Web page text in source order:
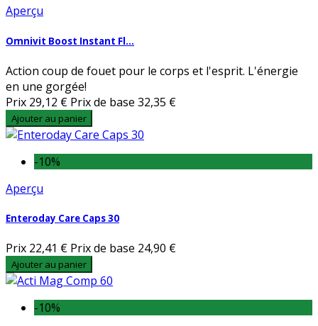
Aperçu
Omnivit Boost Instant Fl...
Action coup de fouet pour le corps et l'esprit. L'énergie
en une gorgée!
Prix 29,12 € Prix de base 32,35 €
Ajouter au panier
-10%
Aperçu
Enteroday Care Caps 30
Prix 22,41 € Prix de base 24,90 €
Ajouter au panier
-10%